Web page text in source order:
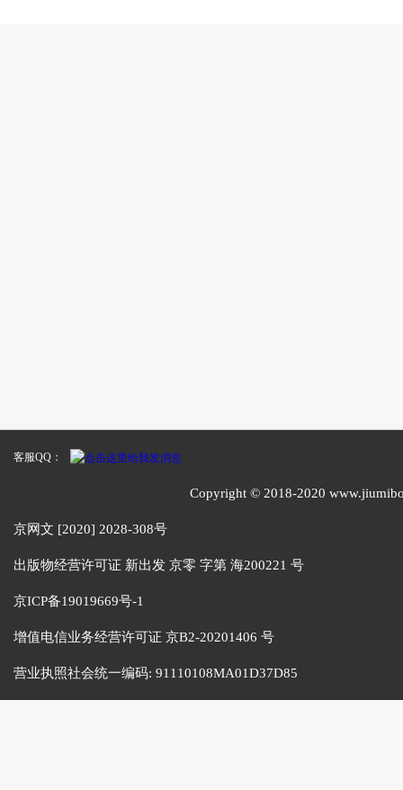
客服QQ：
Copyright © 2018-2020
京网文 [2020] 2028-308号
出版物经营许可证 新出发 京零 字第 海200221 号
京ICP备19019669号-1
增值电信业务经营许可证 京B2-20201406 号
营业执照社会统一编码: 91110108MA01D37D85